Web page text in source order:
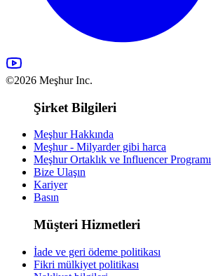
©2026 Meşhur Inc.
Şirket Bilgileri
Meşhur Hakkında
Meşhur - Milyarder gibi harca
Meşhur Ortaklık ve Influencer Programı
Bize Ulaşın
Kariyer
Basın
Müşteri Hizmetleri
İade ve geri ödeme politikası
Fikri mülkiyet politikası